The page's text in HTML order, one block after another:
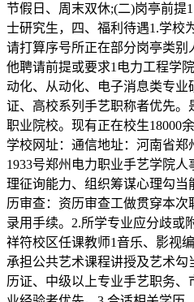
节假日、周末双休;(二)岗亭前提
士研究生，四、福利待遇1.学校
请打算序号所正在部分岗亭类
他聘请前提或要求1电力工程学
动化、从动化、电子消息类专业
证、高校系列手艺职称者优先
职业院校。现有正在校生18000
学校网址：通信地址：河南省
1933号郑州电力职业手艺学院
理征询能力、组织筹谋心理勾当
历审查：资历审查工做贯穿本
录用手续。2.所学专业应分歧或
祥符校区任课教师1音乐、影视
承担公共艺术课程讲授及艺术
历证、中级以上专业手艺职务